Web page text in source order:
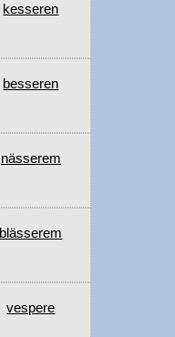
kesseren
besseren
nässerem
blässerem
vespere